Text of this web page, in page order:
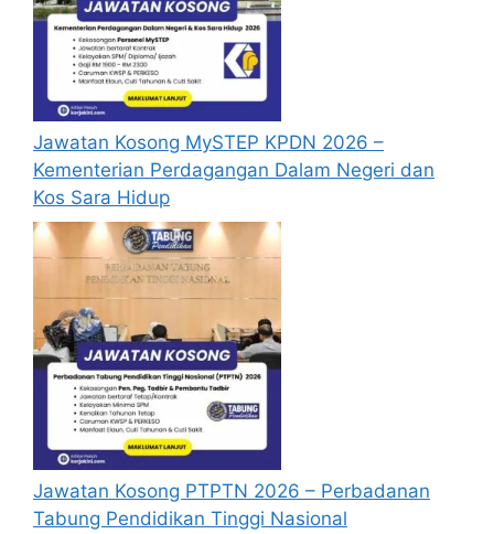
Jawatan Kosong MySTEP KPDN 2026 –
Kementerian Perdagangan Dalam Negeri dan
Kos Sara Hidup
Jawatan Kosong PTPTN 2026 – Perbadanan
Tabung Pendidikan Tinggi Nasional